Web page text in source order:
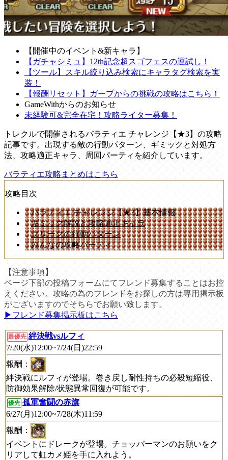
【開催中のイベント&新キャラ】
【ガチャシミュ】12th記念超スゴフェスの運試し！
【ツール】スキル絞り込み検索にキャラタグ検索を実
装！
【報酬リセット】ガープからの挑戦の攻略はこちら！
GameWithからのお知らせ
未経験可&完全在宅！攻略ライター募集！
トレクルで開催されるバラティエ チャレンジ【★3】の攻略
記事です。出現する敵の行動パターン、ギミックと対処方
法、攻略適正キャラ、周回パーティを紹介しています。
バラティエ攻略まとめはこちら
攻略目次
バラティエ チャレンジ【★3】基本情報
ギミック解説と攻略適正キャラ
クリークの行動パターン
みんなの攻略パーティ
【注意事項】
ページ下部の投稿フォームにてフレンド募集することはお控
えください。攻略の為のフレンドをお探しの方は専用掲示板
がございますのでそちらでお願い致します。
▶︎フレンド募集掲示板はこちら
最優先 絆決戦vsルフィ
7/20(水)12:00~7/24(日)22:59
報酬：
絆決戦にルフィが登場。巻き戻し耐性持ちの必殺短縮役、
防御効果解除/状態異常回復が可能です。
優先 孤軍奮闘の赤旗
6/27(月)12:00~7/28(木)11:59
報酬：
イベントにドレークが登場。チョッパーマンのお願いをク
リアして虹カメ姫を手に入れよう。